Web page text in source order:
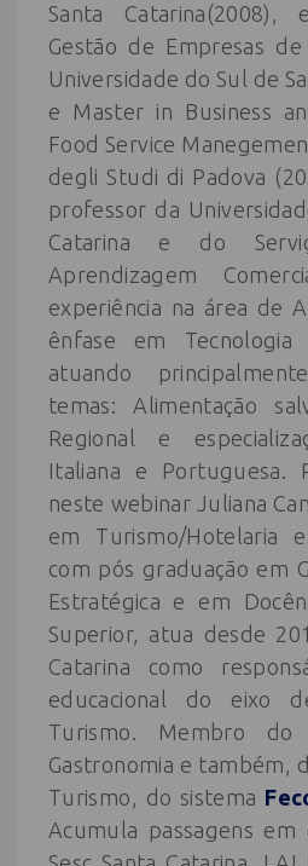
Santa Catarina(2008),
Gestão de Empresas
Universidade do Sul de
e Master in Business
Food Service
degli Studi di Padova
professor da
Catarina e do
Aprendizagem
experiência na área de
ênfase em Tecnologia
atuando
temas: Alimentação
Regional e
Italiana e Portuguesa.
neste webinar Juliana
em Turismo/Hotelaria
com pós graduação em
Estratégica e em
Superior, atua desde
Catarina como
educacional do eixo
Turismo. Membro do
Gastronomia e também,
Turismo, do sistema
Acumula passagens em